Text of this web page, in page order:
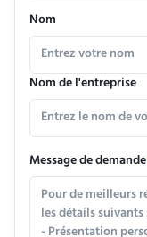
Nom
Nom de l'entreprise
Message de demande